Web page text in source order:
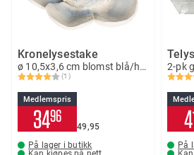
Kronelysestake
ø 10,5x3,6 cm blomst blå/hvit
Karakter:
(1)
4.0 av 5 mulige
Medlemspris
3496
49 95
På lager i butikk
2-pk
4.3
På